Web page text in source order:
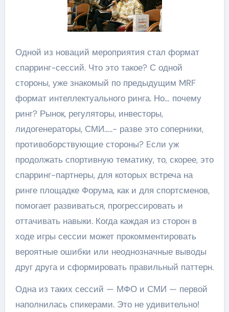
Одной из новаций мероприятия стал формат
спарринг-сессий. Что это такое? С одной
стороны, уже знакомый по предыдущим MRF
формат интеллектуального ринга. Но… почему
ринг? Рынок, регуляторы, инвесторы,
лидогенераторы, СМИ…..- разве это соперники,
противоборствующие стороны? Eсли уж
продолжать спортивную тематику, то, скорее, это
спарринг-партнеры, для которых встреча на
ринге площадке Форума, как и для спортсменов,
помогает развиваться, прогрессировать и
оттачивать навыки. Когда каждая из сторон в
ходе игры сессии может прокомментировать
вероятные ошибки или неоднозначные выводы
друг друга и сформировать правильный паттерн.
Одна из таких сессий — МФО и СМИ — первой
наполнилась спикерами. Это не удивительно!